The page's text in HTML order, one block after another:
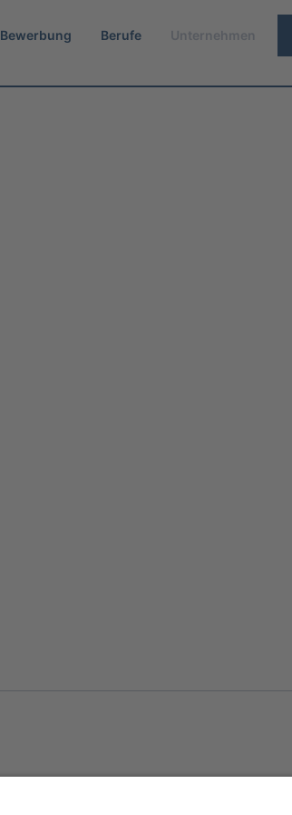
Bewerbung Berufe Unternehmen